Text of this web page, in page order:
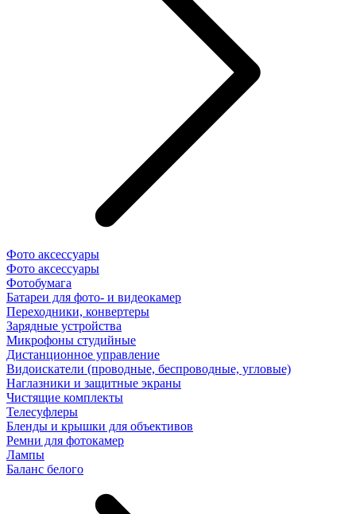
Фото аксессуары
Фото аксессуары
Фотобумага
Батареи для фото- и видеокамер
Переходники, конвертеры
Зарядные устройства
Микрофоны студийные
Дистанционное управление
Видоискатели (проводные, беспроводные, угловые)
Наглазники и защитные экраны
Чистящие комплекты
Телесуфлеры
Бленды и крышки для объективов
Ремни для фотокамер
Лампы
Баланс белого